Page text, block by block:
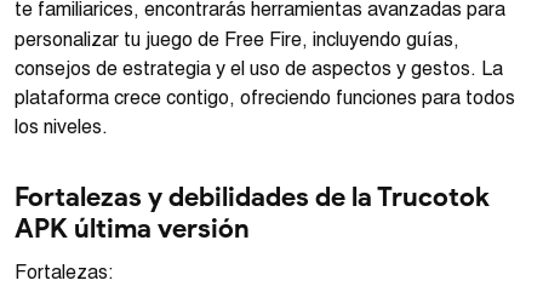
te familiarices, encontrarás herramientas avanzadas para
personalizar tu juego de Free Fire, incluyendo guías,
consejos de estrategia y el uso de aspectos y gestos. La
plataforma crece contigo, ofreciendo funciones para todos
los niveles.
Fortalezas y debilidades de la Trucotok
APK última versión
Fortalezas: